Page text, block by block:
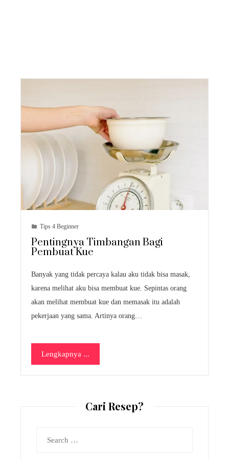
Tips 4 Beginner
Pentingnya Timbangan Bagi
Pembuat Kue
Banyak yang tidak percaya kalau aku tidak bisa masak,
karena melihat aku bisa membuat kue. Sepintas orang
akan melihat membuat kue dan memasak itu adalah
pekerjaan yang sama. Artinya orang…
Lengkapnya ...
Cari Resep?